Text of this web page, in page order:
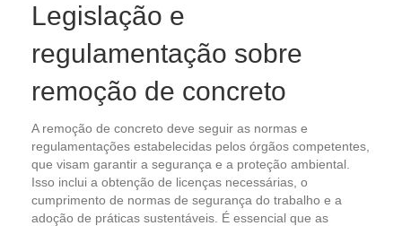
Legislação e
regulamentação sobre
remoção de concreto
A remoção de concreto deve seguir as normas e
regulamentações estabelecidas pelos órgãos competentes,
que visam garantir a segurança e a proteção ambiental.
Isso inclui a obtenção de licenças necessárias, o
cumprimento de normas de segurança do trabalho e a
adoção de práticas sustentáveis. É essencial que as